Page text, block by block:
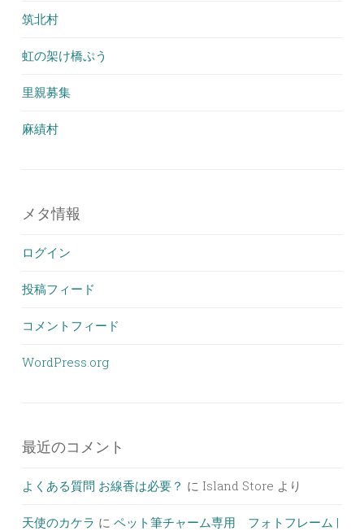
筑北村
虹の架け橋ぷう
里親募集
麻績村
メタ情報
ログイン
投稿フィード
コメントフィード
WordPress.org
最近のコメント
よくある質問 お線香は必要？ に Island Store より
天使のカケラ に ペット筆チャーム専用 フォトフレーム |